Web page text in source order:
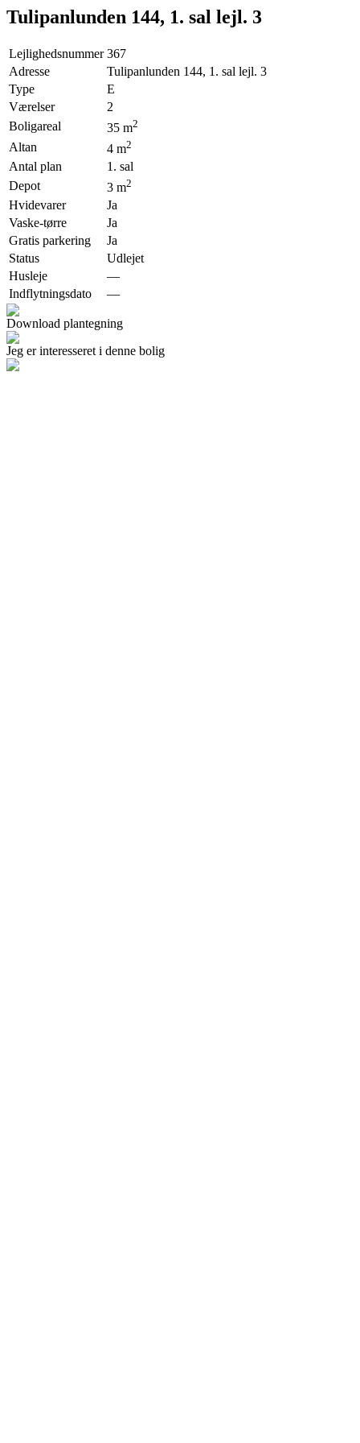
Tulipanlunden 144, 1. sal lejl. 3
Lejlighedsnummer 367
Adresse
Tulipanlunden 144, 1. sal lejl. 3
Type
E
Værelser
2
Boligareal
35 m2
Altan 4 m2
Antal plan
1. sal
Depot
3 m2
Hvidevarer
Ja
Vaske-tørre
Ja
Gratis parkering
Ja
Status
Udlejet
Husleje
—
Indflytningsdato
—
Download plantegning
Jeg er interesseret i denne bolig